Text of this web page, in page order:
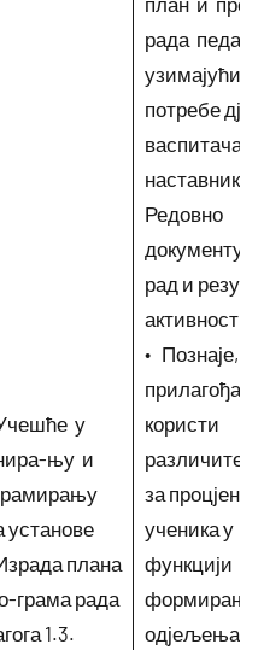
у
њу и
установе
плана
грама рада
1.3.
рада
узимајући у
потребе
васпитача /
наставника.
Редовно
документује
рад и
активности.
• Познаје,
користи
различите
за процјену
ученика у
функцији
одјељења/